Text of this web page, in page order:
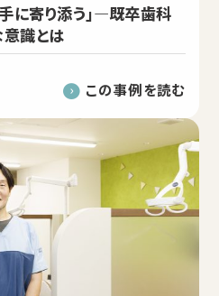
に寄り添う」―既卒歯科
識とは
この事例を読む